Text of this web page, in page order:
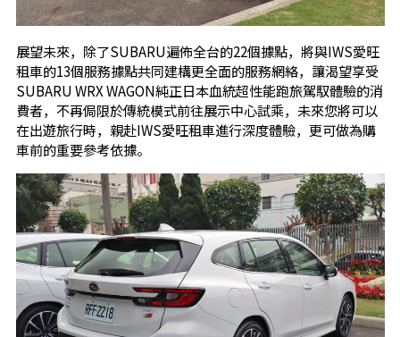
展望未來，除了SUBARU遍佈全台的22個據點，將與IWS愛旺
租車的13個服務據點共同建構更全面的服務網絡，讓渴望享受
SUBARUWRX WAGON純正日本血統超性能跑旅駕馭體驗的消
費者，不再侷限於傳統模式前往展示中心試乘，未來您將可以
在出遊旅行時，親赴IWS愛旺租車進行深度體驗，更可做為購
車前的重要參考依據。